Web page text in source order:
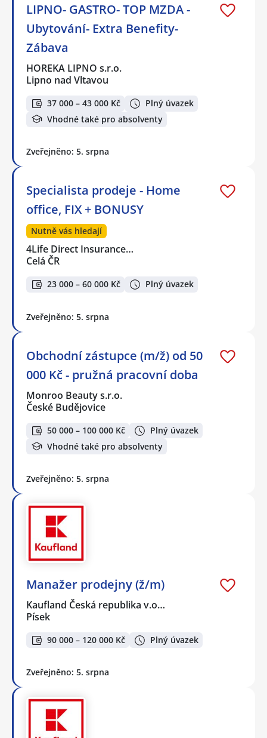
LIPNO- GASTRO- TOP MZDA -
Ubytování- Extra Benefity-
Zábava
HOREKA LIPNO s.r.o.
Lipno nad Vltavou
37 000 – 43 000 Kč
Plný úvazek
Vhodné také pro absolventy
Zveřejněno: 5. srpna
Specialista prodeje - Home
office, FIX + BONUSY
Nutně vás hledají
4Life Direct Insurance…
Celá ČR
23 000 – 60 000 Kč Plný úvazek
Zveřejněno: 5. srpna
Obchodní zástupce (m/ž) od 50
000 Kč - pružná pracovní doba
Monroo Beauty s.r.o.
České Budějovice
50 000 – 100 000 Kč
Plný úvazek
Vhodné také pro absolventy
Zveřejněno: 5. srpna
Manažer prodejny (ž/m)
Kaufland Česká republika v.o…
Písek
90 000 – 120 000 Kč Plný úvazek
Zveřejněno: 5. srpna